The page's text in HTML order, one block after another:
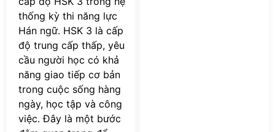
thống kỳ thi năng lực
Hán ngữ. HSK 3 là cấp
độ trung cấp thấp, yêu
cầu người học có khả
năng giao tiếp cơ bản
trong cuộc sống hàng
ngày, học tập và công
việc. Đây là một bước